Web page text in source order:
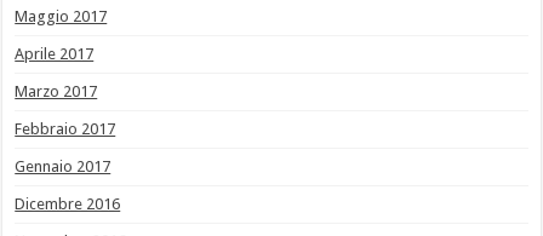
Maggio 2017
Aprile 2017
Marzo 2017
Febbraio 2017
Gennaio 2017
Dicembre 2016